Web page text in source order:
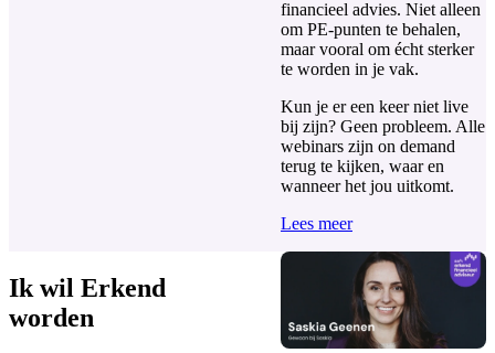
financieel advies. Niet alleen
om PE-punten te behalen,
maar vooral om écht sterker
te worden in je vak.
Kun je er een keer niet live
bij zijn? Geen probleem. Alle
webinars zijn on demand
terug te kijken, waar en
wanneer het jou uitkomt.
Lees meer
Ik wil Erkend
worden